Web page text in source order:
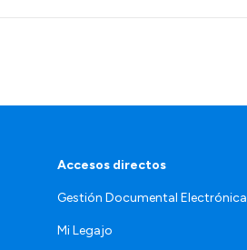
Accesos directos
Gestión Documental Electrónica
Mi Legajo